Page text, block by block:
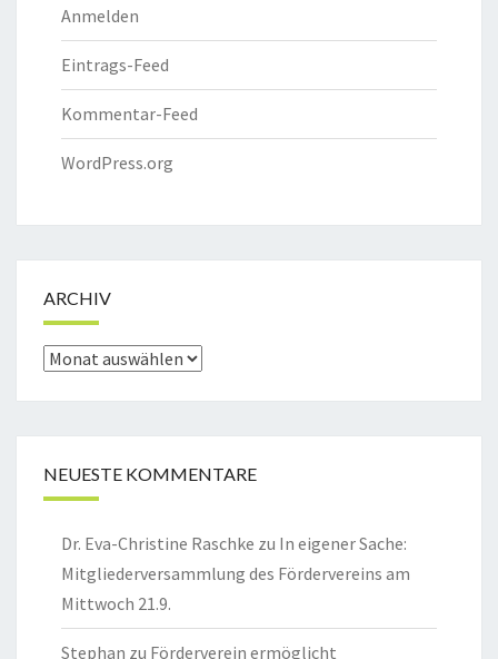
Anmelden
Eintrags-Feed
Kommentar-Feed
WordPress.org
ARCHIV
Archiv
NEUESTE KOMMENTARE
Dr. Eva-Christine Raschke zu In eigener Sache:
Mitgliederversammlung des Fördervereins am
Mittwoch 21.9.
Stephan zu Förderverein ermöglicht